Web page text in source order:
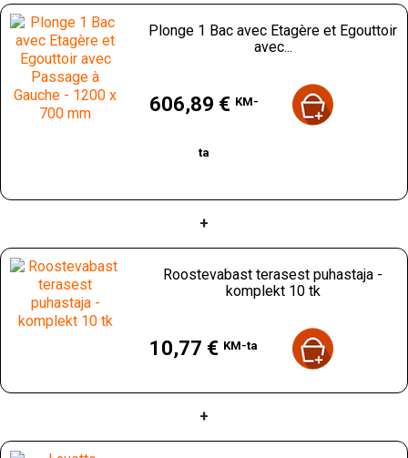
struktuurid, pakub täiendavat hoiuruumi puhastusvahenditele
või muudele köögiseadmetele, suurendades samal ajal
struktuuri üldist stabiilsust. Vasakule strateegiliselt paigutatud
nõudekuivatusrest tagab tõhusa vee äravoolu ja hoiab tööala
kuivana ja turvalisena.
Kokkuvõttes on
Gastro M 1-kausiga valamu
tark valik
praktilist lahendust. Ühendades esteetika, funktsionaalsuse ja
Valamu on varustatud äravoolu ja sõelaga, kuid ilma
Plonge 1 Bac avec Etagère et Egouttoir
avec...
606,89 € KM-
ta
+
Roostevabast terasest puhastaja -
komplekt 10 tk
10,77 € KM-ta
+